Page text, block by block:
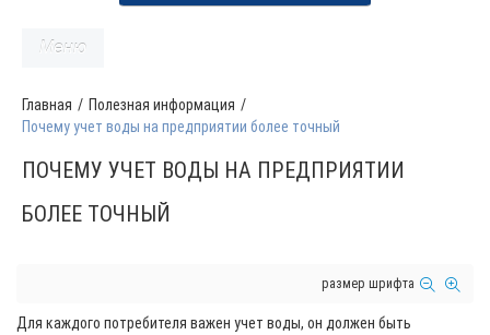
Меню
Главная / Полезная информация /
Почему учет воды на предприятии более точный
ПОЧЕМУ УЧЕТ ВОДЫ НА ПРЕДПРИЯТИИ
БОЛЕЕ ТОЧНЫЙ
размер шрифта
Для каждого потребителя важен учет воды, он должен быть